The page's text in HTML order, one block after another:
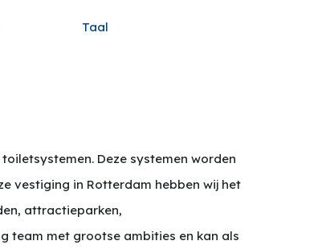
Taal
Deze systemen worden
vestiging in Rotterdam hebben wij het
attractieparken,
team met grootse ambities en kan als